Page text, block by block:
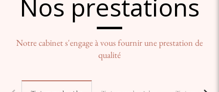
Nos prestations
Notre cabinet s'engage à vous fournir une prestation de
qualité